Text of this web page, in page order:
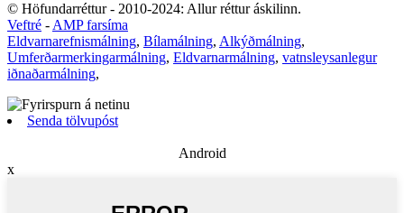
© Höfundarréttur - 2010-2024: Allur réttur áskilinn.
Veftré - AMP farsíma
Eldvarnarefnismálning, Bílamálning, Alkýðmálning,
Umferðarmerkingarmálning, Eldvarnarmálning, vatnsleysanlegur
iðnaðarmálning,
Senda tölvupóst
Android
x